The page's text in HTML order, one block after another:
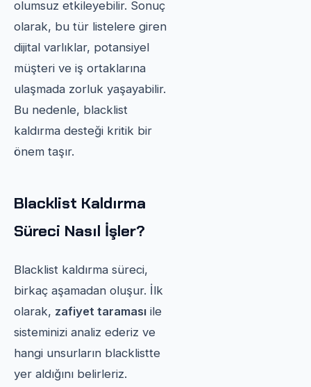
olumsuz etkileyebilir. Sonuç
olarak, bu tür listelere giren
dijital varlıklar, potansiyel
müşteri ve iş ortaklarına
ulaşmada zorluk yaşayabilir.
Bu nedenle, blacklist
kaldırma desteği kritik bir
önem taşır.
Blacklist Kaldırma
Süreci Nasıl İşler?
Blacklist kaldırma süreci,
birkaç aşamadan oluşur. İlk
olarak, zafiyet taraması ile
sisteminizi analiz ederiz ve
hangi unsurların blacklistte
yer aldığını belirleriz.